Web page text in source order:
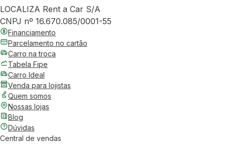
LOCALIZA Rent a Car S/A
CNPJ nº 16.670.085/0001-55
Financiamento
Parcelamento no cartão
Carro na troca
Tabela Fipe
Carro Ideal
Venda para lojistas
Quem somos
Nossas lojas
Blog
Dúvidas
Central de vendas